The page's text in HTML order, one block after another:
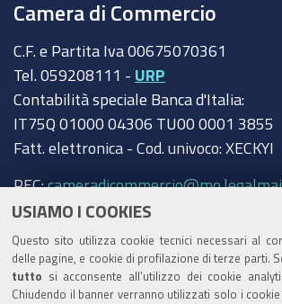
USIAMO I COOKIES
Questo sito utilizza cookie tecnici necessari al
delle pagine, e cookie di profilazione di terze parti.
tutto si acconsente all’utilizzo dei cookie
Chiudendo il banner verranno utilizzati solo i
Camera di Commercio
C.F. e Partita Iva 00675070361
Tel. 059208111 - URP
Contabilità speciale Banca d'Italia:
IT75Q 01000 04306 TU00 0001 3855
Fatt. elettronica - Cod. univoco: XECKYI
PEC:
Trasparenza
Amministrazione trasparente
Albo Camerale